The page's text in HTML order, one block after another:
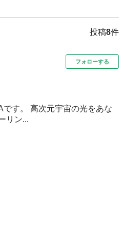
投稿8件
フォローする
す。 高次元宇宙の光をあな
リン...